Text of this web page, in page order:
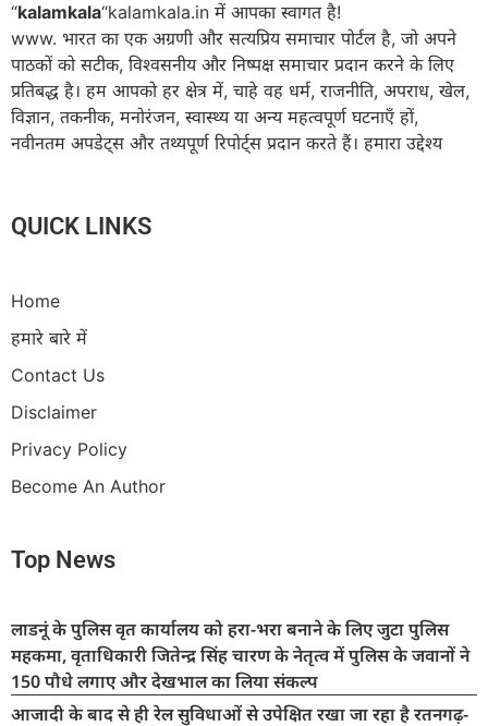
“kalamkala“kalamkala.in में आपका स्वागत है!
www. भारत का एक अग्रणी और सत्यप्रिय समाचार पोर्टल है, जो अपने
पाठकों को सटीक, विश्वसनीय और निष्पक्ष समाचार प्रदान करने के लिए
प्रतिबद्ध है। हम आपको हर क्षेत्र में, चाहे वह धर्म, राजनीति, अपराध, खेल,
विज्ञान, तकनीक, मनोरंजन, स्वास्थ्य या अन्य महत्वपूर्ण घटनाएँ हों,
नवीनतम अपडेट्स और तथ्यपूर्ण रिपोर्ट्स प्रदान करते हैं। हमारा उद्देश्य
QUICK LINKS
Home
हमारे बारे में
Contact Us
Disclaimer
Privacy Policy
Become An Author
Top News
लाडनूं के पुलिस वृत कार्यालय को हरा-भरा बनाने के लिए जुटा पुलिस
महकमा, वृताधिकारी जितेन्द्र सिंह चारण के नेतृत्व में पुलिस के जवानों ने
150 पौधे लगाए और देखभाल का लिया संकल्प
आजादी के बाद से ही रेल सुविधाओं से उपेक्षित रखा जा रहा है रतनगढ़-